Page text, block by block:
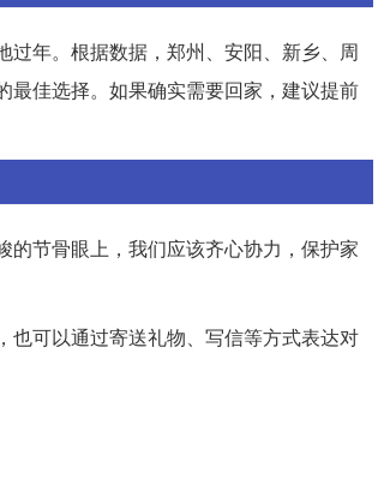
年。根据数据，郑州、安阳、新乡、周
最佳选择。如果确实需要回家，建议提前
节骨眼上，我们应该齐心协力，保护家
也可以通过寄送礼物、写信等方式表达对